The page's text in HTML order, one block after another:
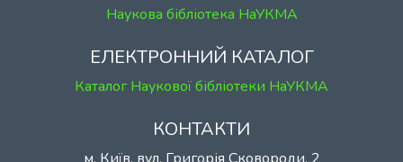
Наукова бібліотека НаУКМА
ЕЛЕКТРОННИЙ КАТАЛОГ
Каталог Наукової бібліотеки НаУКМА
КОНТАКТИ